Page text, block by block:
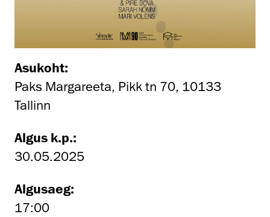
Asukoht:
Paks Margareeta, Pikk tn 70, 10133
Tallinn
Algus k.p.:
30.05.2025
Algusaeg:
17:00